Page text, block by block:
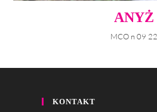
ANYŻ
MCO n 09 22
KONTAKT